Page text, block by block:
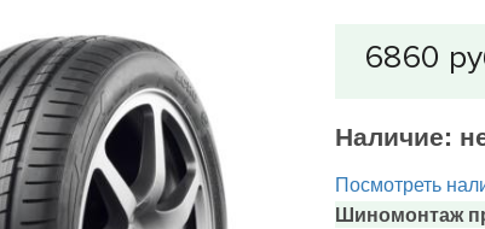
Наличие:
Посмотреть
Шиномонтаж